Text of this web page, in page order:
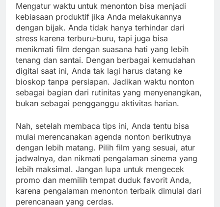
Mengatur waktu untuk menonton bisa menjadi
kebiasaan produktif jika Anda melakukannya
dengan bijak. Anda tidak hanya terhindar dari
stress karena terburu-buru, tapi juga bisa
menikmati film dengan suasana hati yang lebih
tenang dan santai. Dengan berbagai kemudahan
digital saat ini, Anda tak lagi harus datang ke
bioskop tanpa persiapan. Jadikan waktu nonton
sebagai bagian dari rutinitas yang menyenangkan,
bukan sebagai pengganggu aktivitas harian.
Nah, setelah membaca tips ini, Anda tentu bisa
mulai merencanakan agenda nonton berikutnya
dengan lebih matang. Pilih film yang sesuai, atur
jadwalnya, dan nikmati pengalaman sinema yang
lebih maksimal. Jangan lupa untuk mengecek
promo dan memilih tempat duduk favorit Anda,
karena pengalaman menonton terbaik dimulai dari
perencanaan yang cerdas.